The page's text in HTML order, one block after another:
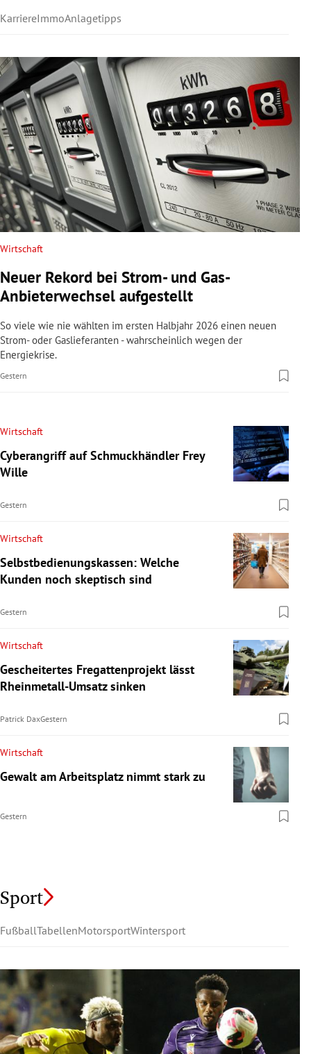
KarriereImmoAnlagetipps
Wirtschaft
Neuer Rekord bei Strom- und Gas-
Anbieterwechsel aufgestellt
So viele wie nie wählten im ersten Halbjahr 2026 einen neuen
Strom- oder Gaslieferanten - wahrscheinlich wegen der
Energiekrise.
Gestern
Wirtschaft
Cyberangriff auf Schmuckhändler Frey
Wille
Gestern
Wirtschaft
Selbstbedienungskassen: Welche
Kunden noch skeptisch sind
Gestern
Wirtschaft
Gescheitertes Fregattenprojekt lässt
Rheinmetall-Umsatz sinken
Patrick DaxGestern
Wirtschaft
Gewalt am Arbeitsplatz nimmt stark zu
Gestern
Sport
FußballTabellenMotorsportWintersport